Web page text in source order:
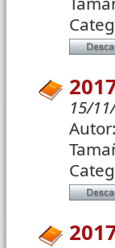
15/
Autor: